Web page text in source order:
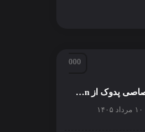
بازدید اختصاصی پدوک از Paul Schockemöhle Stallion Station | بزرگ‌ترین مرکز پرورش اسب آلمان